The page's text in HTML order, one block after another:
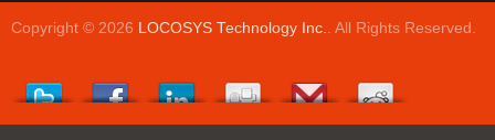
Copyright © 2026 LOCOSYS Technology Inc. . All Rights Reserved.